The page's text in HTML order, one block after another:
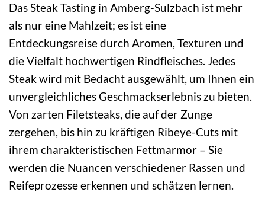
Das Steak Tasting in Amberg-Sulzbach ist mehr
als nur eine Mahlzeit; es ist eine
Entdeckungsreise durch Aromen, Texturen und
die Vielfalt hochwertigen Rindfleisches. Jedes
Steak wird mit Bedacht ausgewählt, um Ihnen ein
unvergleichliches Geschmackserlebnis zu bieten.
Von zarten Filetsteaks, die auf der Zunge
zergehen, bis hin zu kräftigen Ribeye-Cuts mit
ihrem charakteristischen Fettmarmor – Sie
werden die Nuancen verschiedener Rassen und
Reifeprozesse erkennen und schätzen lernen.